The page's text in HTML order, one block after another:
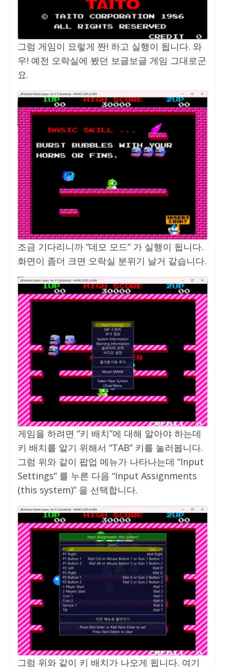
그럼 게임이 요렇게 짠! 하고 실행이 됩니다. 와
우! 예전 오락실에 봤던 보글보글 게임 그대로군
요.
조금 기다리니까 “데모 모드” 가 실행이 됩니다.
화면이 좀더 크면 오락실 분위기 날거 같습니다.
게임을 하려면 “키 배치”에 대해 알아야 하는데
키 배치를 알기 위해서 “TAB” 키를 눌러봅니다.
그럼 위와 같이 팝업 메뉴가 나타나는데 “Input
Settings” 를 누른 다음 “Input Assignments
(this system)” 을 선택합니다.
그럼 위와 같이 키 배치가 나오게 됩니다. 여기